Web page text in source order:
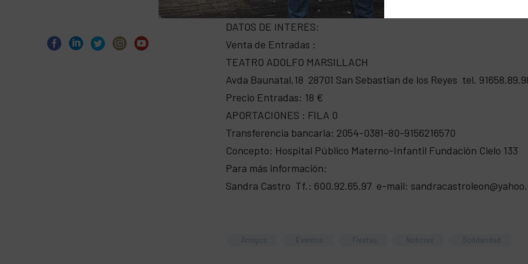
DATOS DE INTERES:
Venta de Entradas :
TEATRO ADOLFO MARSILLACH
Avda Baunatal,18 28701 San Sebastian de los Reyes tel.
Precio Entradas: 18 €
APORTACIONES : FILA 0
Transferencia bancaria: 2054-0381-80-9156216570
Concepto: Hospital Público Materno-Infantil Fundación Cielo 133
Para más información:
Sandra Castro Tf.: 600.92.65.97 e-mail:
Amigos Eventos Fiestas Noticias Solidaridad